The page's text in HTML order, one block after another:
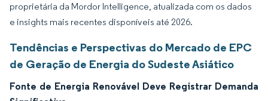
proprietária da Mordor Intelligence, atualizada com os dados
e insights mais recentes disponíveis até 2026.
Tendências e Perspectivas do Mercado de EPC
de Geração de Energia do Sudeste Asiático
Fonte de Energia Renovável Deve Registrar Demanda